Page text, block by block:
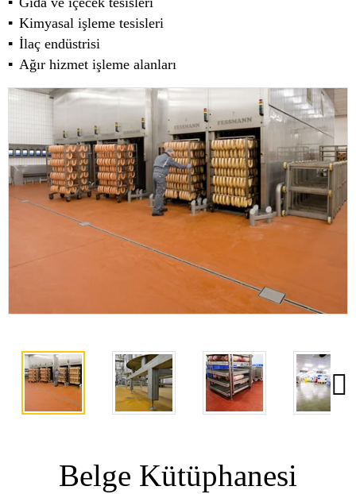
Kimyasal işleme tesisleri
İlaç endüstrisi
Ağır hizmet işleme alanları
Belge Kütüphanesi